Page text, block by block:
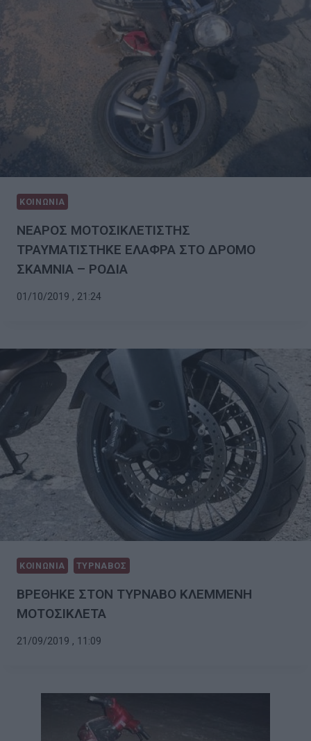
ΚΟΙΝΩΝΙΑ
ΝΕΑΡΟΣ ΜΟΤΟΣΙΚΛΕΤΙΣΤΗΣ
ΤΡΑΥΜΑΤΙΣΤΗΚΕ ΕΛΑΦΡΑ ΣΤΟ ΔΡΟΜΟ
ΣΚΑΜΝΙΑ – ΡΟΔΙΑ
01/10/2019 , 21:24
ΚΟΙΝΩΝΙΑ ΤΥΡΝΑΒΟΣ
ΒΡΕΘΗΚΕ ΣΤΟΝ ΤΥΡΝΑΒΟ ΚΛΕΜΜΕΝΗ
ΜΟΤΟΣΙΚΛΕΤΑ
21/09/2019 , 11:09